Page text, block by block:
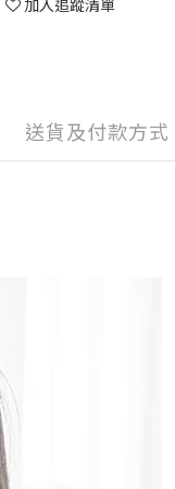
加入追蹤清單
送貨及付款方式